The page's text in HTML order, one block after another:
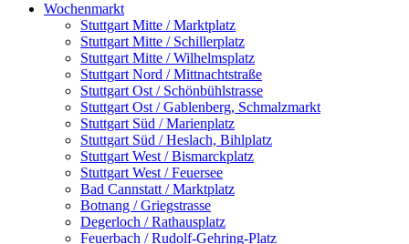
Wochenmarkt
Stuttgart Mitte / Marktplatz
Stuttgart Mitte / Schillerplatz
Stuttgart Mitte / Wilhelmsplatz
Stuttgart Nord / Mittnachtstraße
Stuttgart Ost / Schönbühlstrasse
Stuttgart Ost / Gablenberg, Schmalzmarkt
Stuttgart Süd / Marienplatz
Stuttgart Süd / Heslach, Bihlplatz
Stuttgart West / Bismarckplatz
Stuttgart West / Feuersee
Bad Cannstatt / Marktplatz
Botnang / Griegstrasse
Degerloch / Rathausplatz
Feuerbach / Rudolf-Gehring-Platz